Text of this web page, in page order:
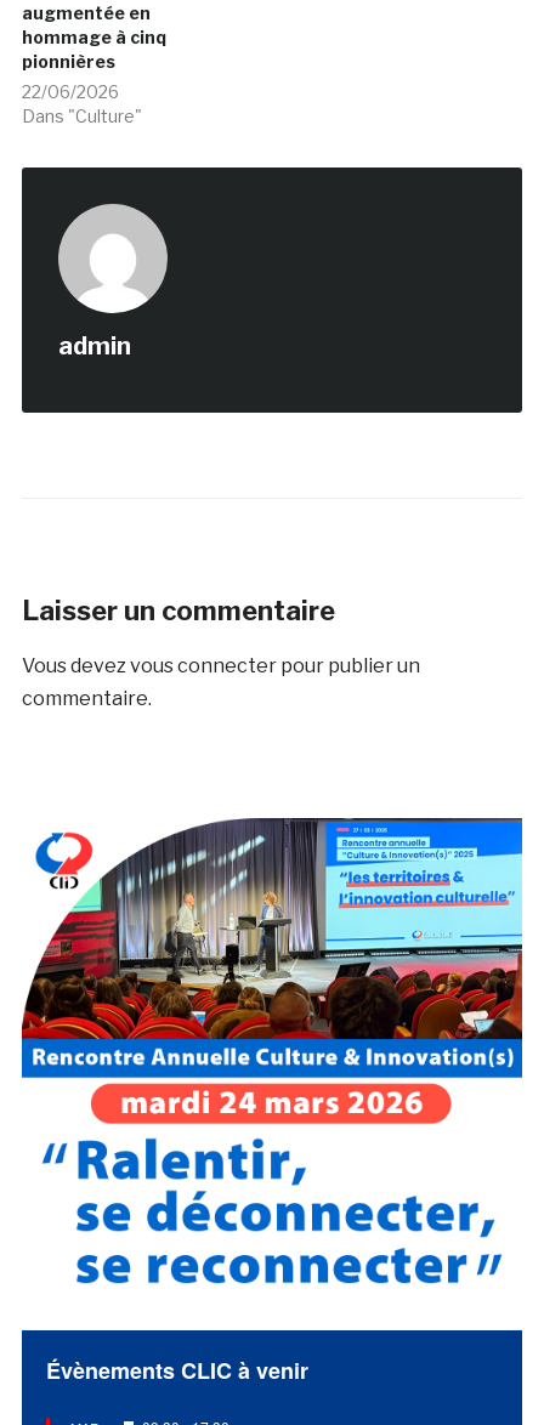
augmentée en
hommage à cinq
pionnières
22/06/2026
Dans "Culture"
admin
Laisser un commentaire
Vous devezvous connecterpour publier un
commentaire.
Évènements CLIC à venir